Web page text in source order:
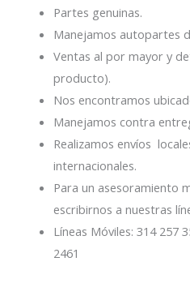
Partes genuinas.
Manejamos autopartes
Ventas al por mayor y
producto).
Nos encontramos
Manejamos contra
Realizamos envíos
internacionales.
Para un asesoramiento
escribirnos a nuestras
Líneas Móviles: 314 257
2461